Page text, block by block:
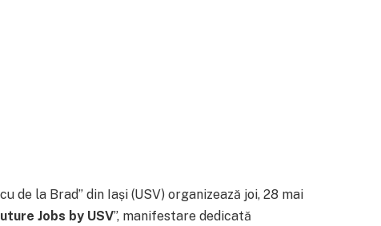
de la Brad” din Iași (USV) organizează joi, 28 mai
Jobs by USV”, manifestare dedicată